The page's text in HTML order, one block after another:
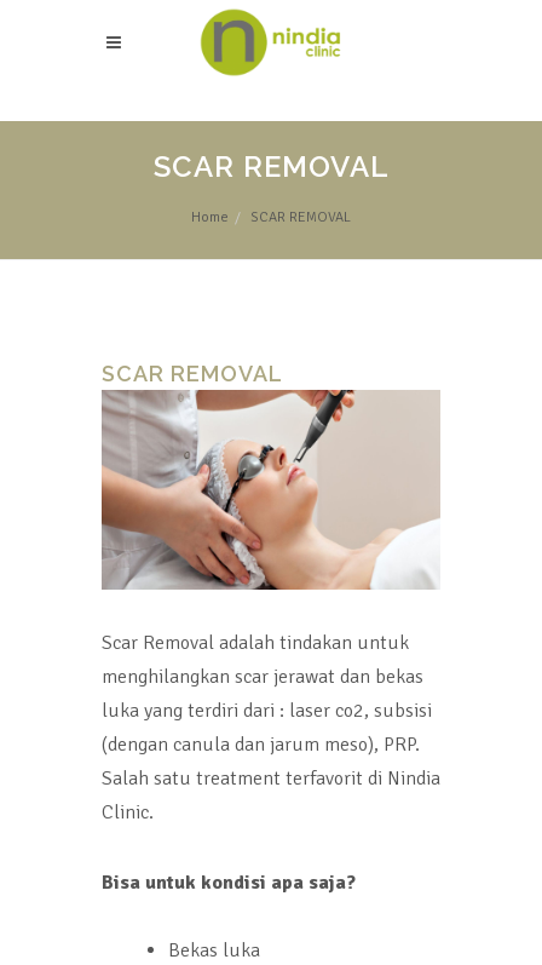
SCAR REMOVAL
Home SCAR REMOVAL
SCAR REMOVAL
Scar Removal adalah tindakan untuk
menghilangkan scar jerawat dan bekas
luka yang terdiri dari : laser co2, subsisi
(dengan canula dan jarum meso), PRP.
Salah satu treatment terfavorit di Nindia
Clinic.
Bisa untuk kondisi apa saja?
Bekas luka